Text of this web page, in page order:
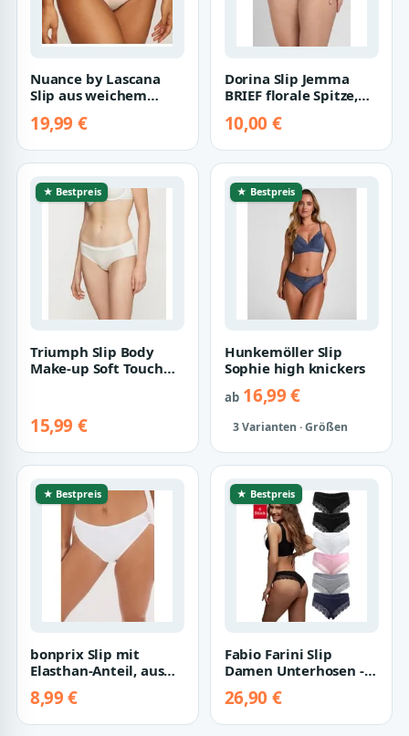
Nuance by Lascana
Slip aus weichem
mit Spitzeneins…
19,99 €
Dorina Slip Jemma
BRIEF florale Spitze,
feminin
10,00 €
★ Bestpreis
Triumph Slip Body
Make-up Soft Touch
15,99 €
★ Bestpreis
Hunkemöller Slip
Sophie high knickers
ab16,99 €
3 Varianten · Größen
★ Bestpreis
bonprix Slip mit
Elasthan-Anteil, aus
verschiedene Größen
8,99 €
★ Bestpreis
Fabio Farini Slip
Damen Unterhosen -
Baumwolle (…
26,90 €